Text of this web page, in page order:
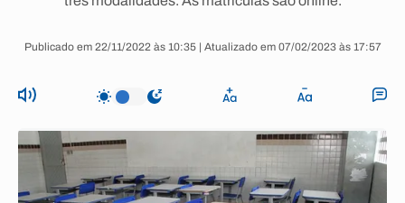
Publicado em 22/11/2022 às 10:35 | Atualizado em 07/02/2023 às 17:57